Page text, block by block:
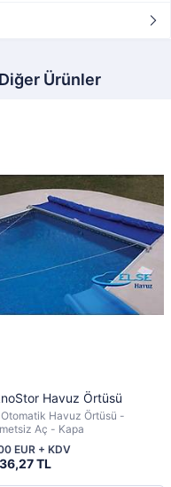
Ürünler
Havuz Örtüsü
Otomatik Havuz Örtüsü -
Aç - Kapa
TL
EUR + KDV